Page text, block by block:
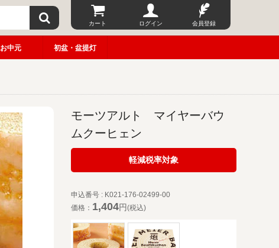
カート ログイン 会員登録
お中元 初盆・盆提灯
モーツアルト マイヤーバウ
ムクーヒェン
軽減税率対象
申込番号 : K021-176-02499-00
価格： 1,404円(税込)